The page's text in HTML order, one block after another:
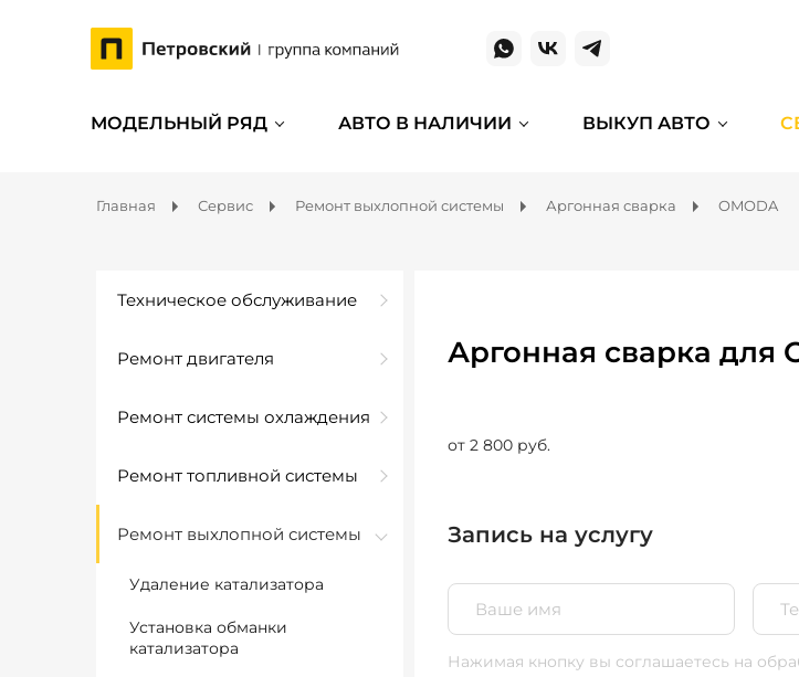
МОДЕЛЬНЫЙ РЯД АВТО В НАЛИЧИИ ВЫКУП АВТО
Главная Сервис Ремонт выхлопной системы Аргонная сварка OMODA
Техническое обслуживание
Ремонт двигателя
Ремонт системы охлаждения
Ремонт топливной системы
Ремонт выхлопной системы
Удаление катализатора
Установка обманки
катализатора
Аргонная сварка для
от 2 800 руб.
Запись на услугу
Нажимая кнопку вы соглашаетесь на